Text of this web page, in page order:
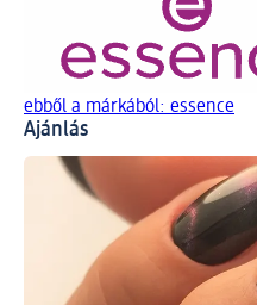
ebből a márkából: essence
Ajánlás